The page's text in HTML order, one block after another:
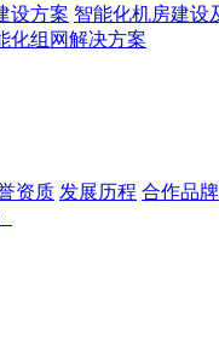
设方案 智能化机房建设
化组网解决方案
资质 发展历程 合作品牌